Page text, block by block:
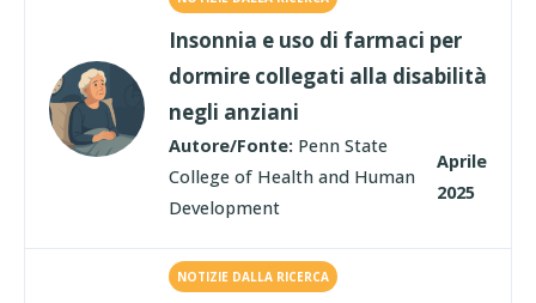
Insonnia e uso di farmaci per
dormire collegati alla disabilità
negli anziani
Autore/Fonte: Penn State
College of Health and Human
Development
Aprile
2025
NOTIZIE DALLA RICERCA